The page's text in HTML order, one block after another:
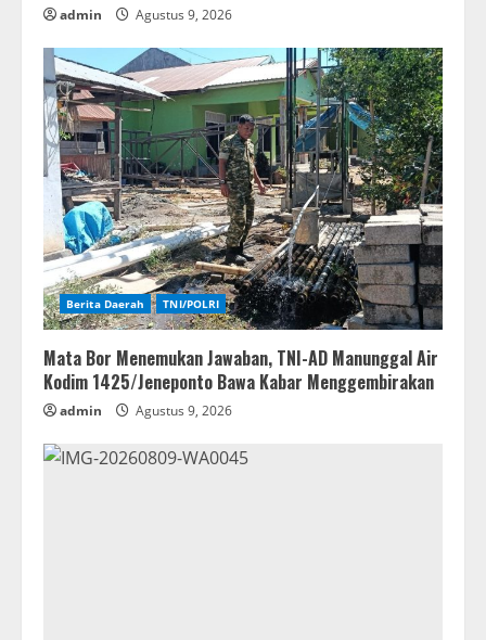
admin Agustus 9, 2026
Berita Daerah TNI/POLRI
Mata Bor Menemukan Jawaban, TNI-AD Manunggal Air
Kodim 1425/Jeneponto Bawa Kabar Menggembirakan
admin Agustus 9, 2026